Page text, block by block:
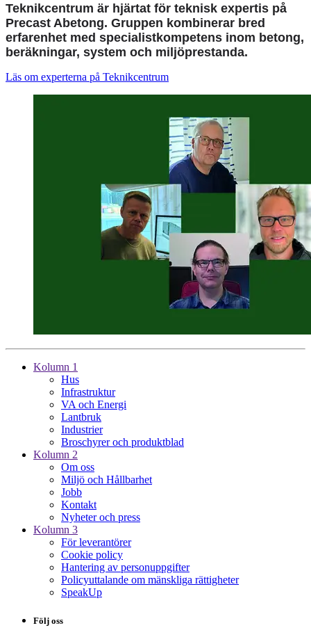
Teknikcentrum är hjärtat för teknisk expertis på
Precast Abetong. Gruppen kombinerar bred
erfarenhet med specialistkompetens inom betong,
beräkningar, system och miljöprestanda.
Läs om experterna på Teknikcentrum
Kolumn 1
Hus
Infrastruktur
VA och Energi
Lantbruk
Industrier
Broschyrer och produktblad
Kolumn 2
Om oss
Miljö och Hållbarhet
Jobb
Kontakt
Nyheter och press
Kolumn 3
För leverantörer
Cookie policy
Hantering av personuppgifter
Policyuttalande om mänskliga rättigheter
SpeakUp
Följ oss